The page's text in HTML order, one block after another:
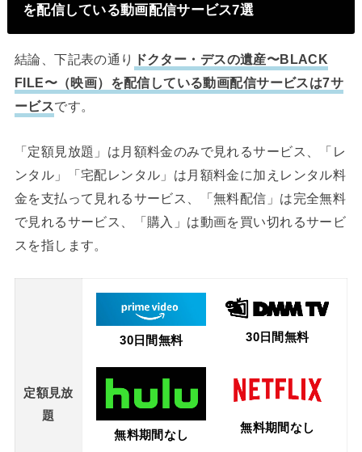
を配信している動画配信サービス7選
結論、下記表の通り ドクター・デスの遺産〜BLACK
FILE〜（映画）を配信している動画配信サービスは7サ
ービスです。
「定額見放題」は月額料金のみで見れるサービス、「レ
ンタル」「宅配レンタル」は月額料金に加えレンタル料
金を支払って見れるサービス、「無料配信」は完全無料
で見れるサービス、「購入」は動画を買い切れるサービ
スを指します。
定額見放
題
30日間無料 30日間無料
無料期間なし
無料期間なし